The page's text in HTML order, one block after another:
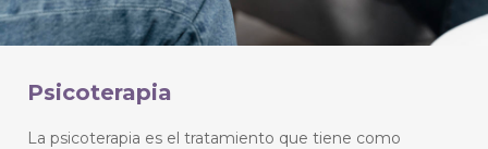
Psicoterapia
La psicoterapia es el tratamiento que tiene como